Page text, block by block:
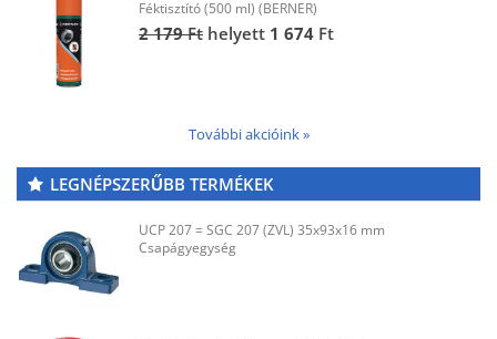
Féktisztító (500 ml) (BERNER)
2 179 Ft helyett 1 674 Ft
További akcióink »
LEGNÉPSZERŰBB TERMÉKEK
UCP 207 = SGC 207 (ZVL) 35x93x16 mm
Csapágyegység